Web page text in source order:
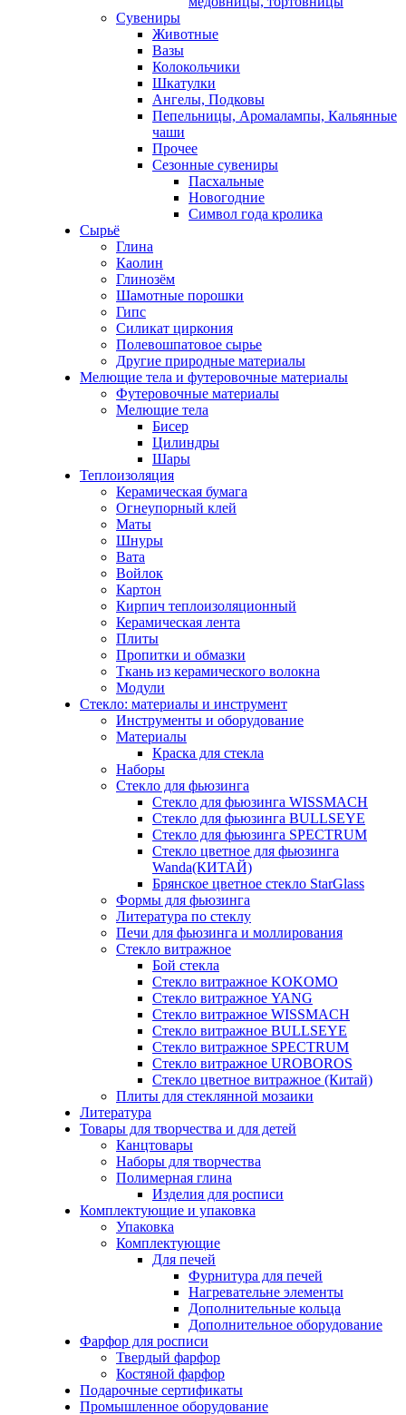
Сувениры
Животные
Вазы
Колокольчики
Шкатулки
Ангелы, Подковы
Пепельницы, Аромалампы, Кальянные
чаши
Прочее
Сезонные сувениры
Пасхальные
Новогодние
Символ года кролика
Сырьё
Глина
Каолин
Глинозём
Шамотные порошки
Гипс
Силикат циркония
Полевошпатовое сырье
Другие природные материалы
Мелющие тела и футеровочные материалы
Футеровочные материалы
Мелющие тела
Бисер
Цилиндры
Шары
Теплоизоляция
Керамическая бумага
Огнеупорный клей
Маты
Шнуры
Вата
Войлок
Картон
Кирпич теплоизоляционный
Керамическая лента
Плиты
Пропитки и обмазки
Ткань из керамического волокна
Модули
Стекло: материалы и инструмент
Инструменты и оборудование
Материалы
Краска для стекла
Наборы
Стекло для фьюзинга
Стекло для фьюзинга WISSMACH
Стекло для фьюзинга BULLSEYE
Стекло для фьюзинга SPECTRUM
Стекло цветное для фьюзинга
Wanda(КИТАЙ)
Брянское цветное стекло StarGlass
Формы для фьюзинга
Литература по стеклу
Печи для фьюзинга и моллирования
Стекло витражное
Бой стекла
Стекло витражное KOKOMO
Стекло витражное YANG
Стекло витражное WISSMACH
Стекло витражное BULLSEYE
Стекло витражное SPECTRUM
Стекло витражное UROBOROS
Стекло цветное витражное (Китай)
Плиты для стеклянной мозаики
Литература
Товары для творчества и для детей
Канцтовары
Наборы для творчества
Полимерная глина
Изделия для росписи
Комплектующие и упаковка
Упаковка
Комплектующие
Для печей
Фурнитура для печей
Нагревательне элементы
Дополнительные кольца
Дополнительное оборудование
Фарфор для росписи
Твердый фарфор
Костяной фарфор
Подарочные сертификаты
Промышленное оборудование